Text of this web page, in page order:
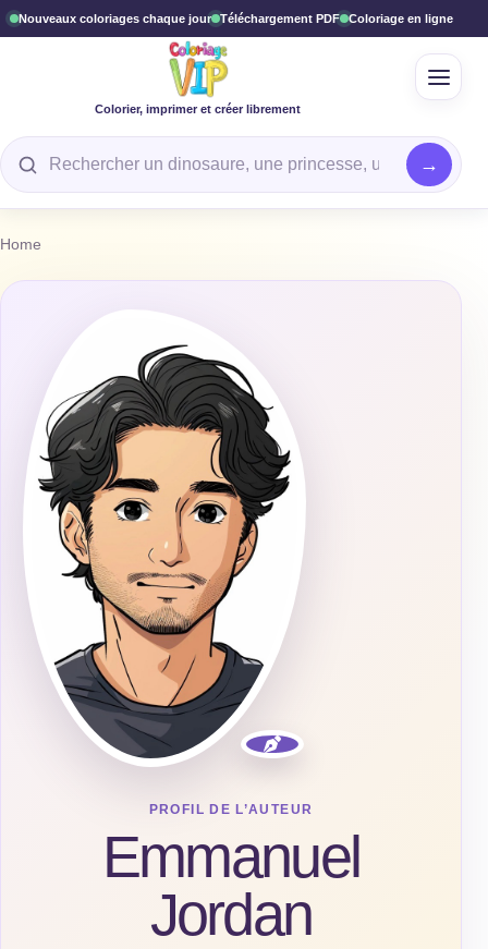
Nouveaux coloriages chaque jour Téléchargement PDF Coloriage en ligne
Colorier, imprimer et créer librement
Rechercher un coloriage
Home
PROFIL DE L’AUTEUR
Emmanuel
Jordan